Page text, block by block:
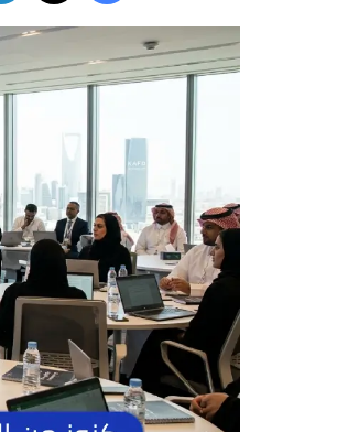
ب
ي
ك
ت
ي
ا